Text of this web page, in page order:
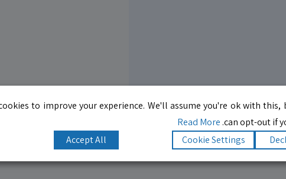
to improve your experience. We'll assume you're ok with this,
can opt-out if
Read More
Cookie Settings
Accept All